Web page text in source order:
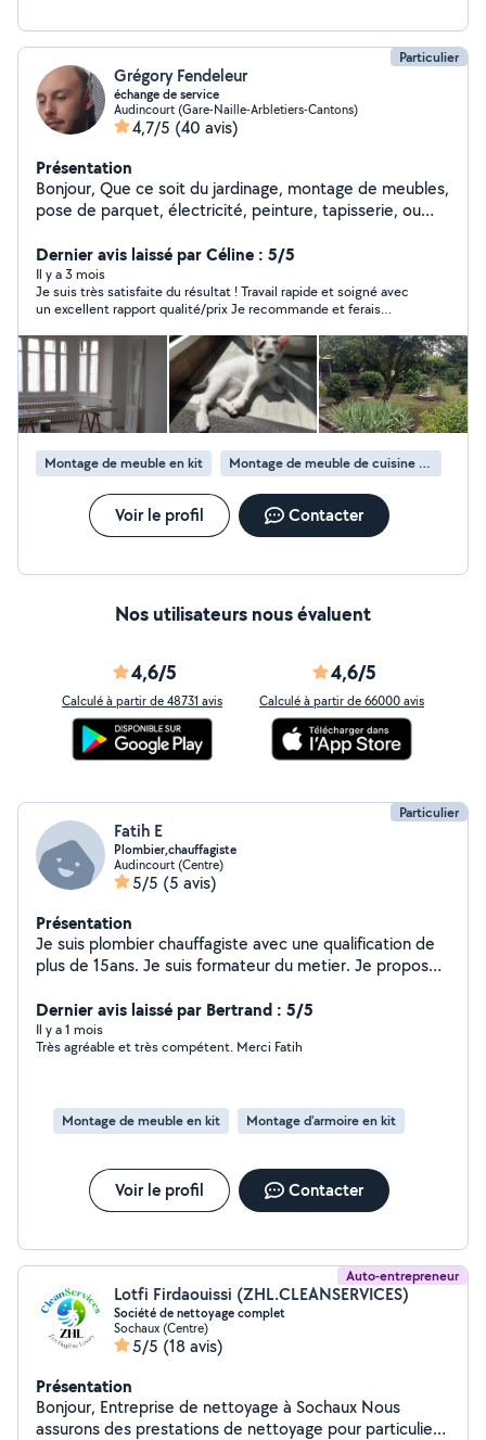
Particulier
Grégory Fendeleur
échange de service
Audincourt (Gare-Naille-Arbletiers-Cantons)
4,7/5 (40 avis)
Présentation
Bonjour, Que ce soit du jardinage, montage de meubles,
pose de parquet, électricité, peinture, tapisserie, ou
en même temps de rénover ma maison niveau placo et
électricité, tout comme peinture et papiers peints !
Dernier avis laissé par Céline : 5/5
Il y a 3 mois
Je suis très satisfaite du résultat ! Travail rapide et soigné avec
un excellent rapport qualité/prix Je recommande et ferais
Montage de meuble en kit Montage de meuble de cuisine en kit
Voir le profil Contacter
Nos utilisateurs nous évaluent
4,6/5
Calculé à partir de 48731 avis
4,6/5
Calculé à partir de 66000 avis
Particulier
Fatih E
Plombier,chauffagiste
Audincourt (Centre)
5/5 (5 avis)
Présentation
Je suis plombier chauffagiste avec une qualification de
plus de 15ans. Je suis formateur du metier. Je propose
montage de meuble Je propose mes services a des prix
tres raisonnable.
Dernier avis laissé par Bertrand : 5/5
Il y a 1 mois
Très agréable et très compétent. Merci Fatih
Montage de meuble en kit Montage d'armoire en kit
Voir le profil Contacter
Auto-entrepreneur
Lotfi Firdaouissi (ZHL.CLEANSERVICES)
Société de nettoyage complet
Sochaux (Centre)
5/5 (18 avis)
Présentation
Bonjour, Entreprise de nettoyage à Sochaux Nous
assurons des prestations de nettoyage pour particuliers